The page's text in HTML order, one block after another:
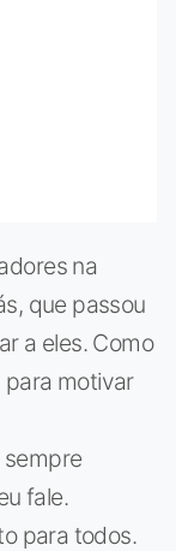
na
que passou
a eles. Como
para motivar
sempre
fale.
para todos.